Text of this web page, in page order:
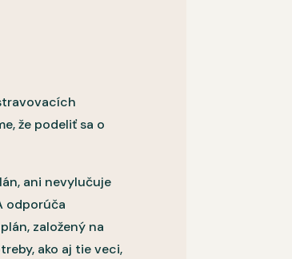
že podeliť sa o
ani nevylučuje
odporúča
založený na
ako aj tie veci,